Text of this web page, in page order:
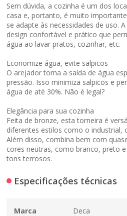
Sem dúvida, a cozinha é um dos
casa e, portanto, é muito
se adapte às necessidades de uso.
design confortável e prático que
água ao lavar pratos, cozinhar, etc.
Economize água, evite salpicos
O arejador torna a saída de água
pressão. Isso minimiza salpicos e
água de até 30%. Não é legal?
Elegância para sua cozinha
Feita de bronze, esta torneira é
diferentes estilos como o industrial,
Além disso, combina bem com
cores neutras, como branco, preto
tons terrosos.
Especificações técnicas
Marca Deca